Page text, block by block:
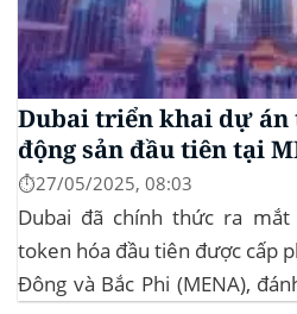
Dubai triển khai dự án
động sản đầu tiên tại
⏱️27/05/2025, 08:03
Dubai đã chính thức ra
token hóa đầu tiên được cấp
Đông và Bắc Phi (MENA),